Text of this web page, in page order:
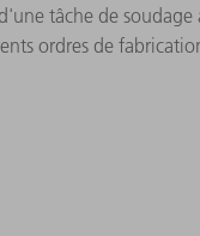
tâche de
ordres de